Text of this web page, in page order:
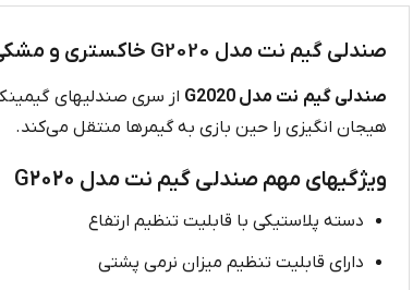
صندلی گیم نت مدل G2020 خاکستری و مشکی
صندلی گیم نت مدل G2020
هیجان انگیزی را حین بازی به گیمرها منتقل می‌کند.
ویژگیهای مهم صندلی گیم نت مدل G2020
دسته پلاستیکی با قابلیت تنظیم ارتفاع
دارای قابلیت تنظیم میزان نرمی پشتی